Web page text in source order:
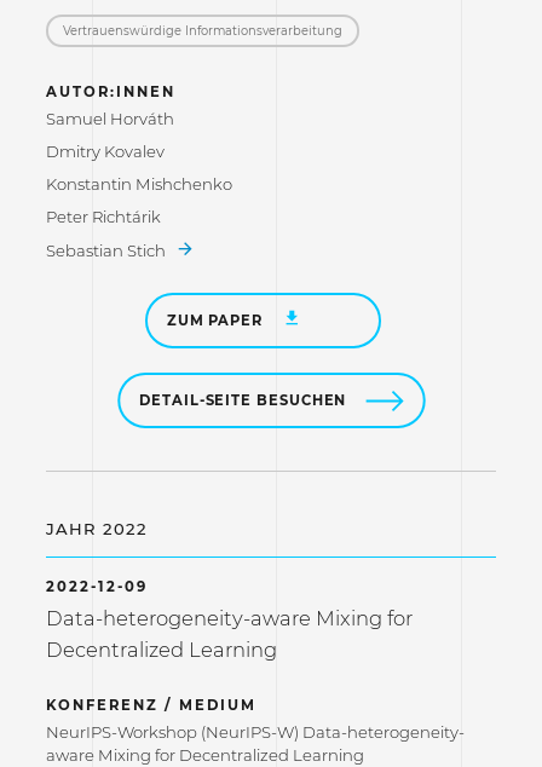
Vertrauenswürdige Informations­verarbeitung
AUTOR:INNEN
Samuel Horváth
Dmitry Kovalev
Konstantin Mishchenko
Peter Richtárik
Sebastian Stich
ZUM PAPER
DETAIL-SEITE BESUCHEN
JAHR 2022
2022-12-09
Data-heterogeneity-aware Mixing for
Decentralized Learning
KONFERENZ / MEDIUM
NeurIPS-Workshop (NeurIPS-W) Data-heterogeneity-
aware Mixing for Decentralized Learning